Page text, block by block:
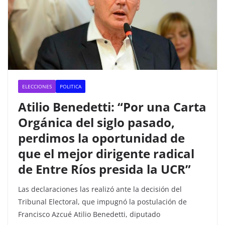
ELECCIONES POLITICA
Atilio Benedetti: “Por una Carta
Orgánica del siglo pasado,
perdimos la oportunidad de
que el mejor dirigente radical
de Entre Ríos presida la UCR”
Las declaraciones las realizó ante la decisión del
Tribunal Electoral, que impugnó la postulación de
Francisco Azcué Atilio Benedetti, diputado